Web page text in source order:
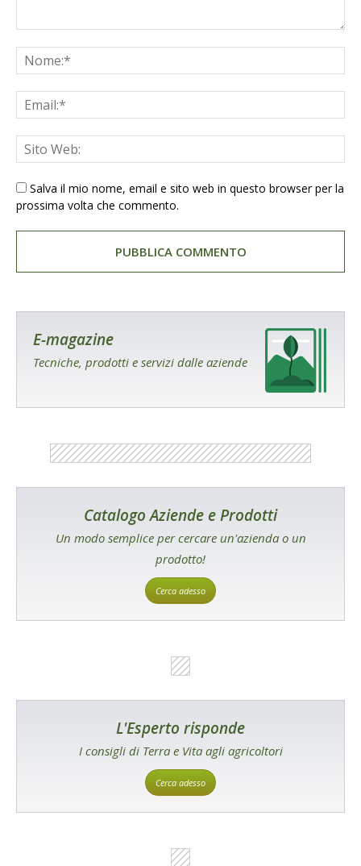
Salva il mio nome, email e sito web in questo browser per la
prossima volta che commento.
E-magazine
Tecniche, prodotti e servizi dalle aziende
Catalogo Aziende e Prodotti
Un modo semplice per cercare un'azienda o un
prodotto!
Cerca adesso
L'Esperto risponde
I consigli di Terra e Vita agli agricoltori
Cerca adesso